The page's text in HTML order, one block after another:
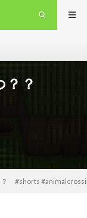
？？
？ #shorts